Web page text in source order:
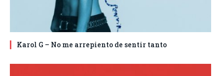
Karol G – No me arrepiento de sentir tanto